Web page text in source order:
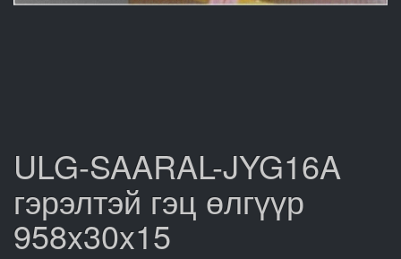
ULG-SAARAL-JYG16A
гэрэлтэй гэц өлгүүр
958x30x15